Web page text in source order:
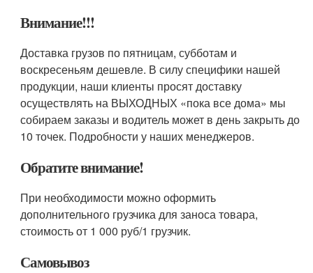
Внимание!!!
Доставка грузов по пятницам, субботам и
воскресеньям дешевле. В силу специфики нашей
продукции, наши клиенты просят доставку
осуществлять на ВЫХОДНЫХ «пока все дома» мы
собираем заказы и водитель может в день закрыть до
10 точек. Подробности у наших менеджеров.
Обратите внимание!
При необходимости можно оформить
дополнительного грузчика для заноса товара,
стоимость от 1 000 руб/1 грузчик.
Самовывоз